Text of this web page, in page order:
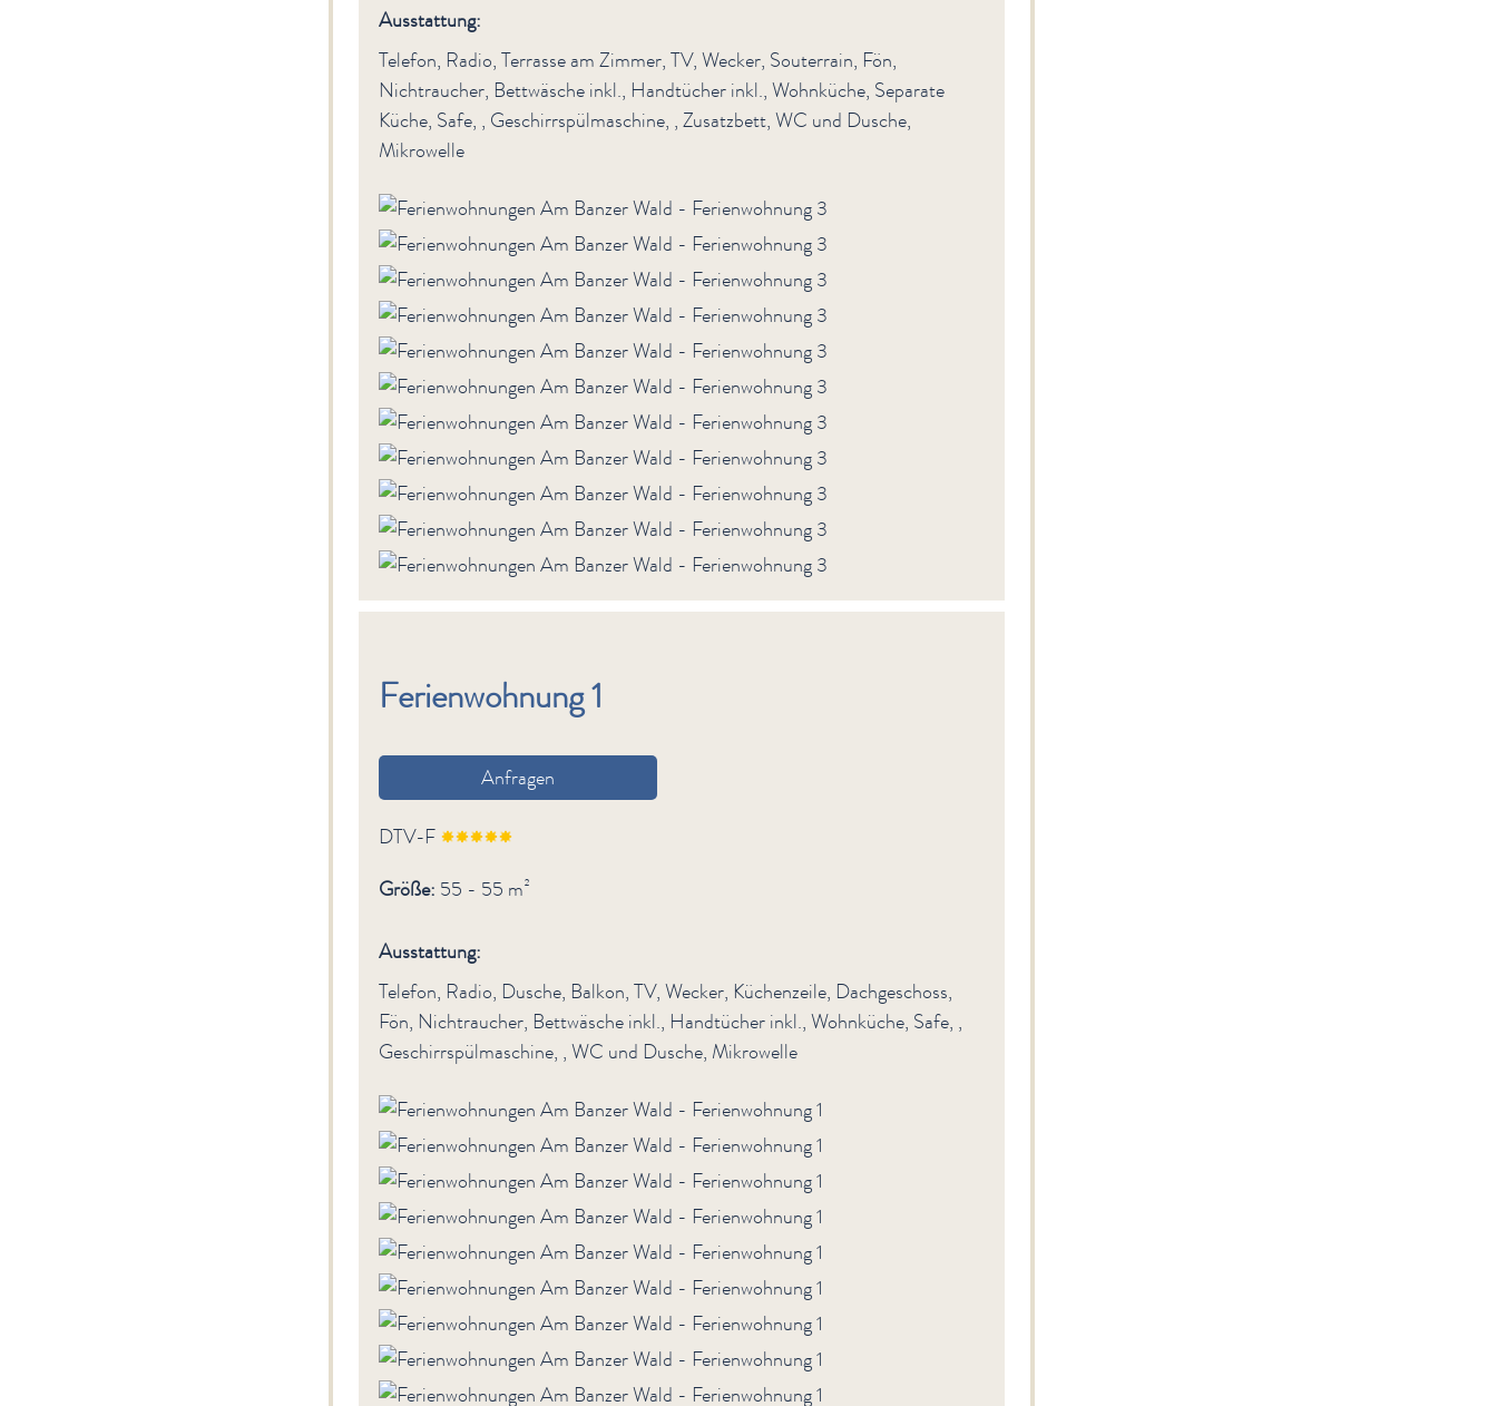
Ausstattung:
Telefon, Radio, Terrasse am Zimmer, TV, Wecker, Souterrain, Fön,
Nichtraucher, Bettwäsche inkl., Handtücher inkl., Wohnküche, Separate
Küche, Safe, , Geschirrspülmaschine, , Zusatzbett, WC und Dusche,
Mikrowelle
Ferienwohnung 1
Anfragen
DTV-F
Größe: 55 - 55 m²
Ausstattung:
Telefon, Radio, Dusche, Balkon, TV, Wecker, Küchenzeile, Dachgeschoss,
Fön, Nichtraucher, Bettwäsche inkl., Handtücher inkl., Wohnküche, Safe, ,
Geschirrspülmaschine, , WC und Dusche, Mikrowelle